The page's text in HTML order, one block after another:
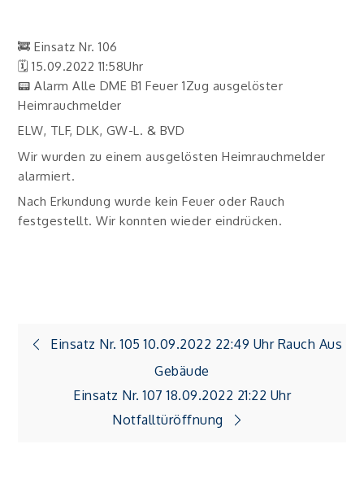
🚒 Einsatz Nr. 106
🗓 15.09.2022 11:58Uhr
📟 Alarm Alle DME B1 Feuer 1Zug ausgelöster
Heimrauchmelder
ELW, TLF, DLK, GW-L. & BVD
Wir wurden zu einem ausgelösten Heimrauchmelder
alarmiert.
Nach Erkundung wurde kein Feuer oder Rauch
festgestellt. Wir konnten wieder eindrücken.
Beitragsnavigation
Einsatz Nr. 105 10.09.2022 22:49 Uhr Rauch Aus
Gebäude
Einsatz Nr. 107 18.09.2022 21:22 Uhr
Notfalltüröffnung